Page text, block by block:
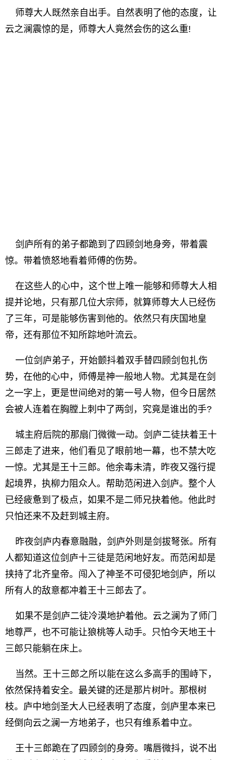
师尊大人既然亲自出手。自然表明了他的态度，让
云之澜震惊的是，师尊大人竟然会伤的这么重!
剑庐所有的弟子都跪到了四顾剑地身旁，带着震
惊。带着愤怒地看着师傅的伤势。
在这些人的心中，这个世上唯一能够和师尊大人相
提并论地，只有那几位大宗师，就算师尊大人已经伤
了三年，可是能够伤害到他的。依然只有庆国地皇
帝，还有那位不知所踪地叶流云。
一位剑庐弟子，开始颤抖着双手替四顾剑包扎伤
势，在他的心中，师傅是神一般地人物。尤其是在剑
之一字上，更是世间绝对的第一号人物，但今日居然
会被人连着在胸膛上刺中了两剑，究竟是谁出的手?
城主府后院的那扇门微微一动。剑庐二徒扶着王十
三郎走了进来，他们看见了眼前地一幕，也不禁大吃
一惊。尤其是王十三郎。他余毒未清，昨夜又强行提
起境界，执柳力阻众人。帮助范闲进入剑庐。整个人
已经疲惫到了极点，如果不是二师兄抉着他。他此时
只怕还来不及赶到城主府。
昨夜剑庐内春意融融，剑庐外则是剑拔弩张。所有
人都知道这位剑庐十三徒是范闲地好友。而范闲却是
挟持了北齐皇帝。闯入了神圣不可侵犯地剑庐，所以
所有人的敌意都冲着王十三郎去了。
如果不是剑庐二徒冷漠地护着他。云之澜为了师门
地尊严，也不可能让狼桃等人动手。只怕今天地王十
三郎只能躺在床上。
当然。王十三郎之所以能在这么多高手的围峙下，
依然保持着安全。最关键的还是那片树叶。那根树
枝。庐中地剑圣大人已经表明了态度，剑庐里本来已
经倒向云之澜一方地弟子，也只有维系着中立。
王十三郎跪在了四顾剑的身旁。嘴唇微抖，说不出